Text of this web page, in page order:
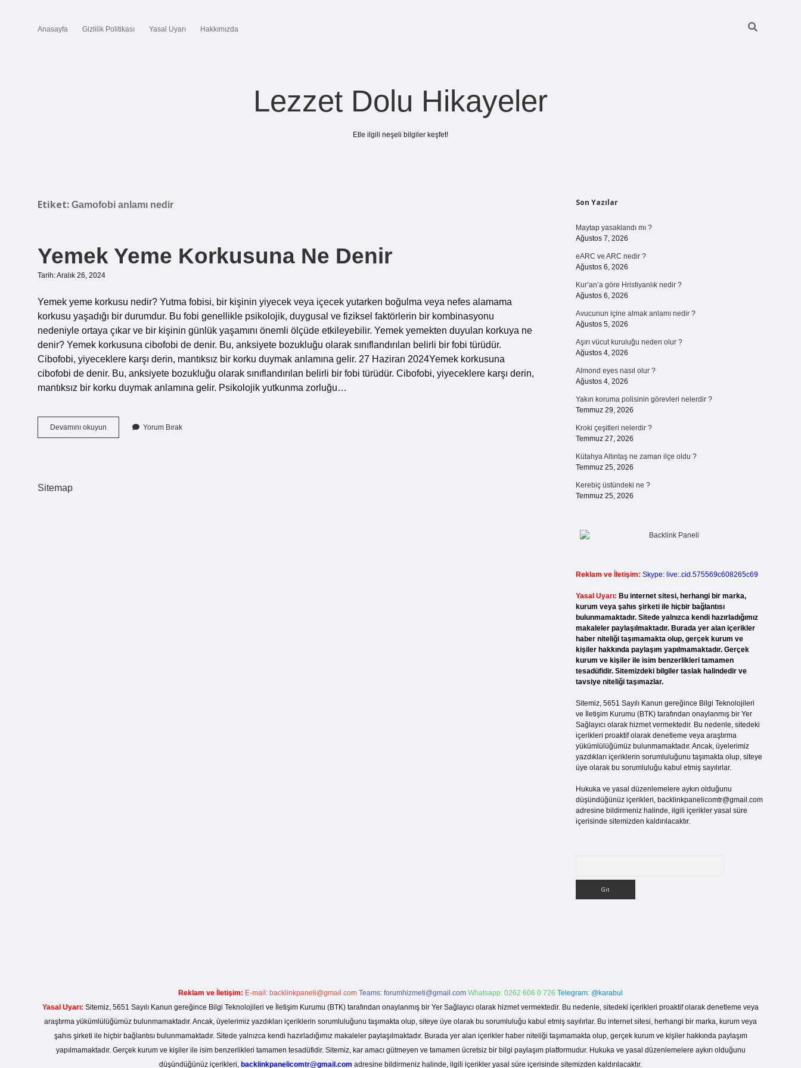
Anasayfa Gizlilik Politikası Yasal Uyarı Hakkımızda
Lezzet Dolu Hikayeler
Etle ilgili neşeli bilgiler keşfet!
Etiket: Gamofobi anlamı nedir
Yemek Yeme Korkusuna Ne Denir
Tarih: Aralık 26, 2024
Yemek yeme korkusu nedir? Yutma fobisi, bir kişinin yiyecek veya içecek yutarken boğulma veya nefes alamama
korkusu yaşadığı bir durumdur. Bu fobi genellikle psikolojik, duygusal ve fiziksel faktörlerin bir kombinasyonu
nedeniyle ortaya çıkar ve bir kişinin günlük yaşamını önemli ölçüde etkileyebilir. Yemek yemekten duyulan korkuya ne
denir? Yemek korkusuna cibofobi de denir. Bu, anksiyete bozukluğu olarak sınıflandırılan belirli bir fobi türüdür.
Cibofobi, yiyeceklere karşı derin, mantıksız bir korku duymak anlamına gelir. 27 Haziran 2024Yemek korkusuna
cibofobi de denir. Bu, anksiyete bozukluğu olarak sınıflandırılan belirli bir fobi türüdür. Cibofobi, yiyeceklere karşı derin,
mantıksız bir korku duymak anlamına gelir. Psikolojik yutkunma zorluğu…
Devamını okuyun
Yeme
Yorum Bırak
Sitemap
Sidebar
Son Yazılar
Maytap yasaklandı mı ?
Ağustos 7, 2026
eARC ve ARC nedir ?
Ağustos 6, 2026
Kur’an’a göre Hristiyanlık nedir ?
Ağustos 6, 2026
Avucunun içine almak anlamı nedir ?
Ağustos 5, 2026
Aşırı vücut kuruluğu neden olur ?
Ağustos 4, 2026
Almond eyes nasıl olur ?
Ağustos 4, 2026
Yakın koruma polisinin görevleri nelerdir ?
Temmuz 29, 2026
Kroki çeşitleri nelerdir ?
Temmuz 27, 2026
Kütahya Altıntaş ne zaman ilçe oldu ?
Temmuz 25, 2026
Kerebiç üstündeki ne ?
Temmuz 25, 2026
Reklam ve İletişim: Skype: live:.cid.575569c608265c69
Yasal Uyarı: Bu internet sitesi, herhangi bir marka,
kurum veya şahıs şirketi ile hiçbir bağlantısı
bulunmamaktadır. Sitede yalnızca kendi hazırladığımız
makaleler paylaşılmaktadır. Burada yer alan içerikler
haber niteliği taşımamakta olup, gerçek kurum ve
kişiler hakkında paylaşım yapılmamaktadır. Gerçek
kurum ve kişiler ile isim benzerlikleri tamamen
tesadüfidir. Sitemizdeki bilgiler taslak halindedir ve
tavsiye niteliği taşımazlar.
Sitemiz, 5651 Sayılı Kanun gereğince Bilgi Teknolojileri
ve İletişim Kurumu (BTK) tarafından onaylanmış bir Yer
Sağlayıcı olarak hizmet vermektedir. Bu nedenle, sitedeki
içerikleri proaktif olarak denetleme veya araştırma
yükümlülüğümüz bulunmamaktadır. Ancak, üyelerimiz
yazdıkları içeriklerin sorumluluğunu taşımakta olup, siteye
üye olarak bu sorumluluğu kabul etmiş sayılırlar.
Hukuka ve yasal düzenlemelere aykırı olduğunu
düşündüğünüz içerikleri, backlinkpanelicomtr@gmail.com
adresine bildirmeniz halinde, ilgili içerikler yasal süre
içerisinde sitemizden kaldırılacaktır.
Reklam ve İletişim: E-mail: backlinkpaneli@gmail.com Teams: forumhizmeti@gmail.com Whatsapp: 0262 606 0 726 Telegram: @karabul
Yasal Uyarı: Sitemiz, 5651 Sayılı Kanun gereğince Bilgi Teknolojileri ve İletişim Kurumu (BTK) tarafından onaylanmış bir Yer Sağlayıcı olarak hizmet vermektedir. Bu nedenle, sitedeki içerikleri proaktif olarak denetleme veya
araştırma yükümlülüğümüz bulunmamaktadır. Ancak, üyelerimiz yazdıkları içeriklerin sorumluluğunu taşımakta olup, siteye üye olarak bu sorumluluğu kabul etmiş sayılırlar. Bu internet sitesi, herhangi bir marka, kurum veya
şahıs şirketi ile hiçbir bağlantısı bulunmamaktadır. Sitede yalnızca kendi hazırladığımız makaleler paylaşılmaktadır. Burada yer alan içerikler haber niteliği taşımamakta olup, gerçek kurum ve kişiler hakkında paylaşım
yapılmamaktadır. Gerçek kurum ve kişiler ile isim benzerlikleri tamamen tesadüfidir. Sitemiz, kar amacı gütmeyen ve tamamen ücretsiz bir bilgi paylaşım platformudur. Hukuka ve yasal düzenlemelere aykırı olduğunu
düşündüğünüz içerikleri, backlinkpanelicomtr@gmail.com adresine bildirmeniz halinde, ilgili içerikler yasal süre içerisinde sitemizden kaldırılacaktır.